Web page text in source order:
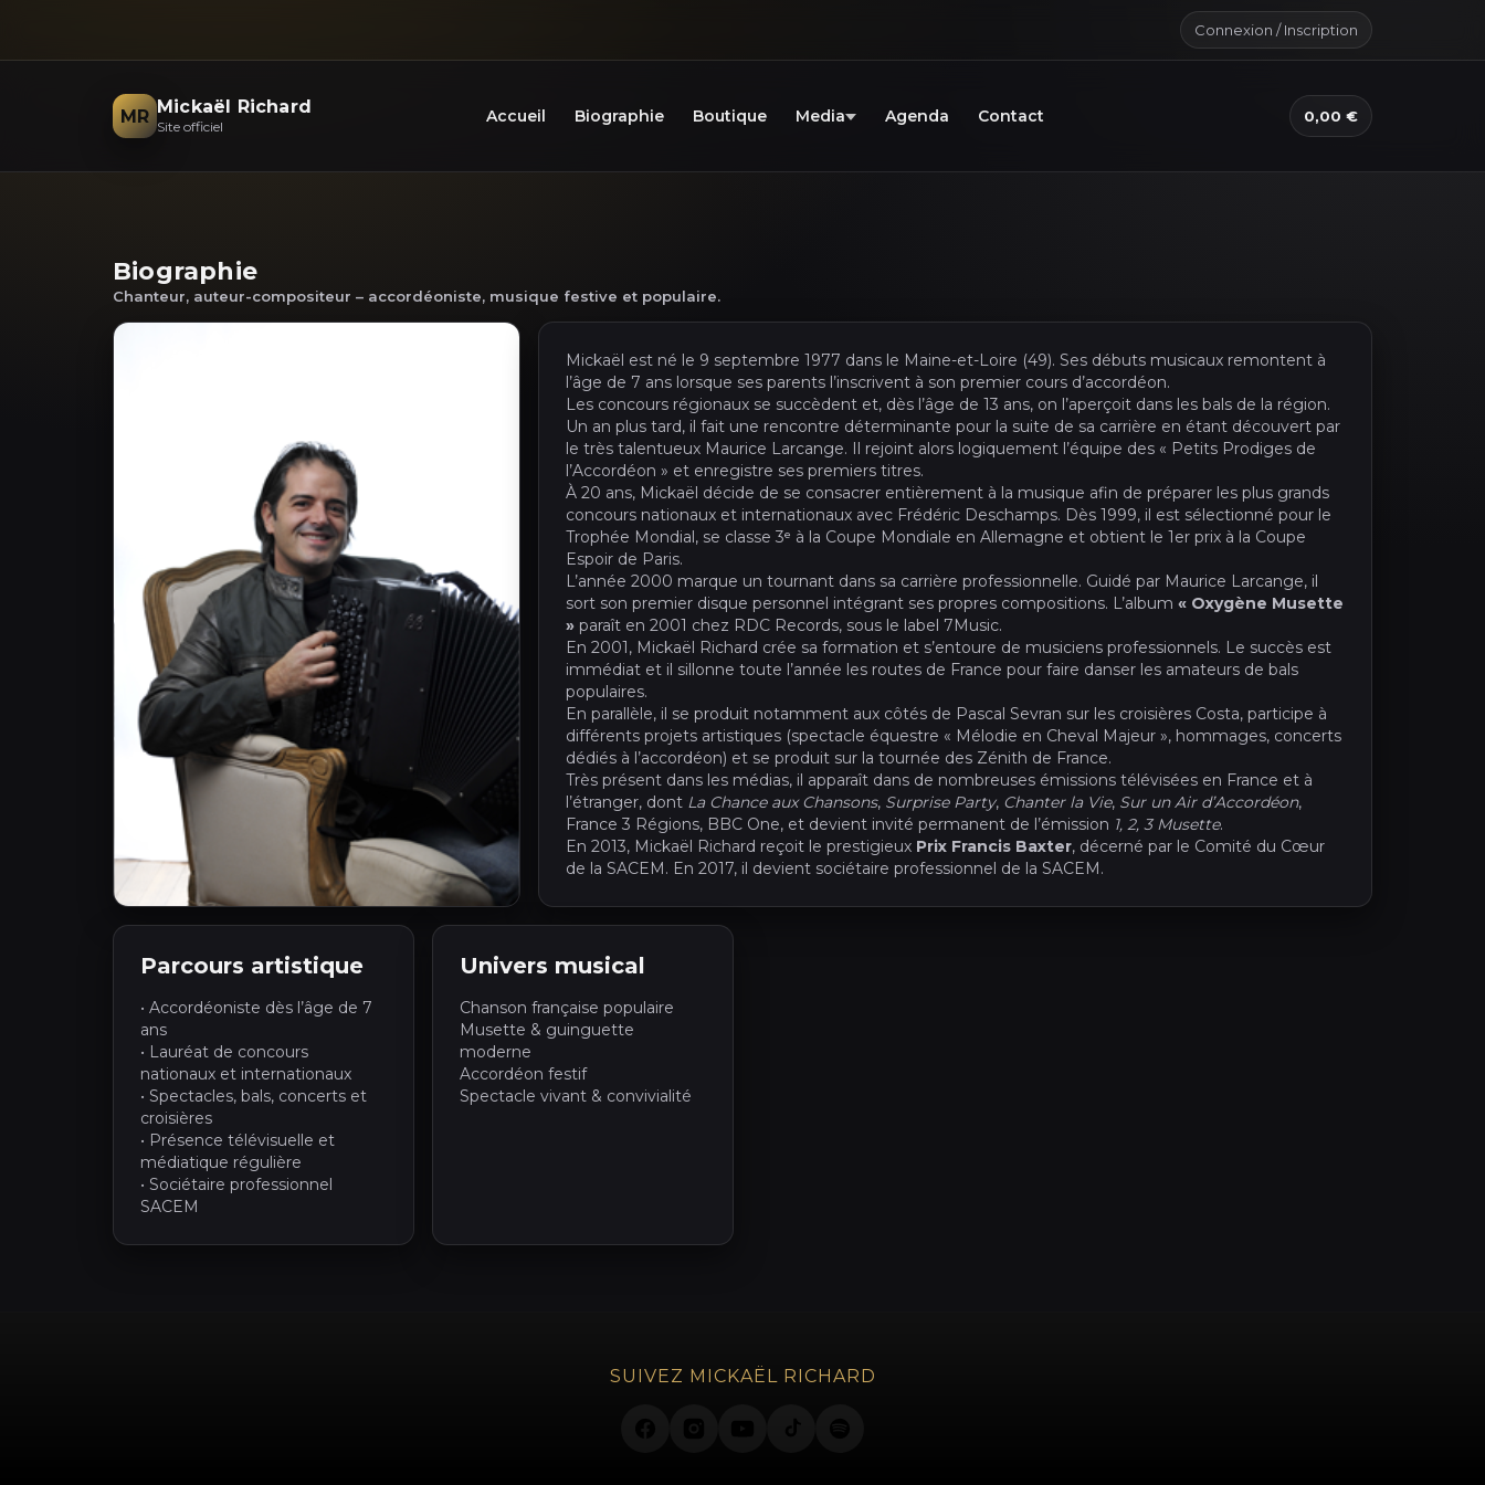
Connexion / Inscription
MR Mickaël Richard
Site officiel
Accueil Biographie Boutique Media Agenda Contact 0,00 €
Biographie
Chanteur, auteur-compositeur – accordéoniste, musique festive et populaire.
Mickaël est né le 9 septembre 1977 dans le Maine-et-Loire (49). Ses débuts musicaux remontent à
l’âge de 7 ans lorsque ses parents l’inscrivent à son premier cours d’accordéon.
Les concours régionaux se succèdent et, dès l’âge de 13 ans, on l’aperçoit dans les bals de la région.
Un an plus tard, il fait une rencontre déterminante pour la suite de sa carrière en étant découvert par
le très talentueux Maurice Larcange. Il rejoint alors logiquement l’équipe des « Petits Prodiges de
l’Accordéon » et enregistre ses premiers titres.
À 20 ans, Mickaël décide de se consacrer entièrement à la musique afin de préparer les plus grands
concours nationaux et internationaux avec Frédéric Deschamps. Dès 1999, il est sélectionné pour le
Trophée Mondial, se classe 3ᵉ à la Coupe Mondiale en Allemagne et obtient le 1er prix à la Coupe
Espoir de Paris.
L’année 2000 marque un tournant dans sa carrière professionnelle. Guidé par Maurice Larcange, il
sort son premier disque personnel intégrant ses propres compositions. L’album« Oxygène Musette
» paraît en 2001 chez RDC Records, sous le label 7Music.
En 2001, Mickaël Richard crée sa formation et s’entoure de musiciens professionnels. Le succès est
immédiat et il sillonne toute l’année les routes de France pour faire danser les amateurs de bals
populaires.
En parallèle, il se produit notamment aux côtés de Pascal Sevran sur les croisières Costa, participe à
différents projets artistiques (spectacle équestre « Mélodie en Cheval Majeur », hommages, concerts
dédiés à l’accordéon) et se produit sur la tournée des Zénith de France.
Très présent dans les médias, il apparaît dans de nombreuses émissions télévisées en France et à
l’étranger, dont La Chance aux Chansons, Surprise Party, Chanter la Vie, Sur un Air d’Accordéon,
France 3 Régions, BBC One, et devient invité permanent de l’émission 1, 2, 3 Musette.
En 2013, Mickaël Richard reçoit le prestigieux Prix Francis Baxter, décerné par le Comité du Cœur
de la SACEM. En 2017, il devient sociétaire professionnel de la SACEM.
Parcours artistique
• Accordéoniste dès l’âge de 7
ans
• Lauréat de concours
nationaux et internationaux
• Spectacles, bals, concerts et
croisières
• Présence télévisuelle et
médiatique régulière
• Sociétaire professionnel
SACEM
Univers musical
Chanson française populaire
Musette & guinguette
moderne
Accordéon festif
Spectacle vivant & convivialité
SUIVEZ MICKAËL RICHARD